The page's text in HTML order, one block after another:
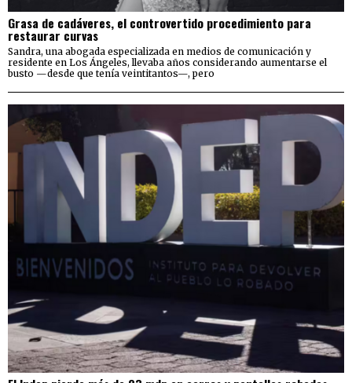
Grasa de cadáveres, el controvertido procedimiento para
restaurar curvas
Sandra, una abogada especializada en medios de comunicación y
residente en Los Ángeles, llevaba años considerando aumentarse el
busto —desde que tenía veintitantos—, pero